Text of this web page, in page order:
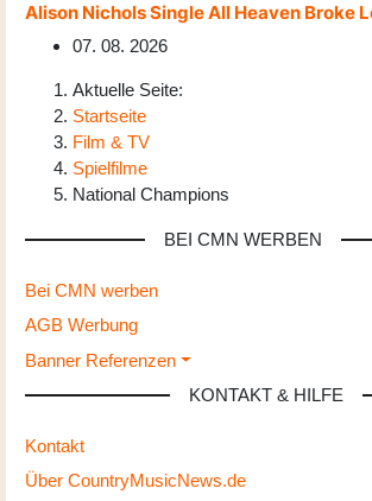
Alison Nichols Single All Heaven Broke
07. 08. 2026
Aktuelle Seite:
Startseite
Film & TV
Spielfilme
National Champions
BEI CMN WERBEN
Bei CMN werben
AGB Werbung
Banner Referenzen
KONTAKT & HILFE
Kontakt
Über CountryMusicNews.de